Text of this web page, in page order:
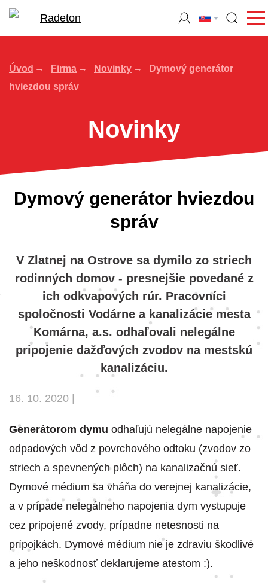
Úvod Firma Novinky
Dymový generátor
hviezdou správ
Novinky
Dymový generátor hviezdou
správ
V Zlatnej na Ostrove sa dymilo zo striech
rodinných domov - presnejšie povedané z
ich odkvapových rúr. Pracovníci
spoločnosti Vodárne a kanalizácie mesta
Komárna, a.s. odhaľovali nelegálne
pripojenie dažďových zvodov na mestskú
kanalizáciu.
16. 10. 2020 |
Generátorom dymu odhaľujú nelegálne napojenie
odpadových vôd z povrchového odtoku (zvodov zo
striech a spevnených plôch) na kanalizačnú sieť.
Dymové médium sa vháňa do verejnej kanalizácie,
a v prípade nelegálneho napojenia dym vystupuje
cez pripojené zvody, prípadne netesnosti na
prípojkách. Dymové médium nie je zdraviu škodlivé
a jeho neškodnosť deklarujeme atestom :).